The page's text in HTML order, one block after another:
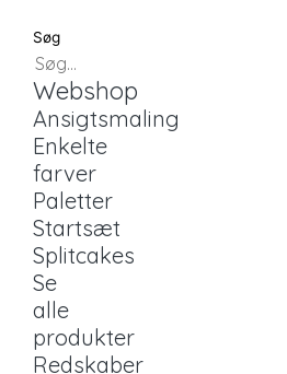
Søg
Webshop
Ansigtsmaling
Enkelte
farver
Paletter
Startsæt
Splitcakes
Se
alle
produkter
Redskaber